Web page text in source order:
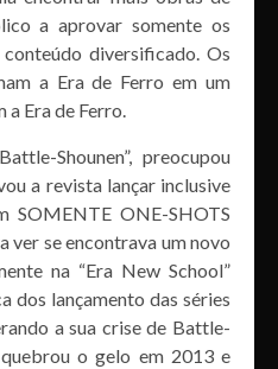
a aprovar somente os
diversificado. Os
a Era de Ferro em um
a Era de Ferro.
Shounen”, preocupou
a revista lançar inclusive
SOMENTE ONE-SHOTS
se encontrava um novo
na “Era New School”
dos lançamento das séries
a sua crise de Battle-
o gelo em 2013 e